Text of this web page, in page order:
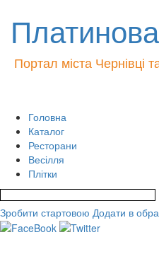
Портал міста Чернівці
Головна
Каталог
Ресторани
Весілля
Плітки
Зробити стартовою Додати в